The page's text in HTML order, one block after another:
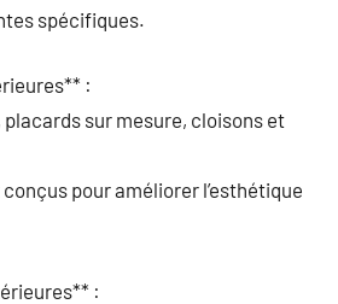
spécifiques.
:
sur mesure, cloisons et
pour améliorer l’esthétique
: